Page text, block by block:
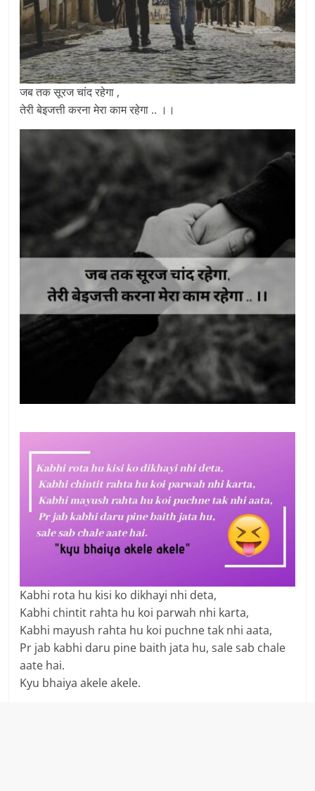
जब तक सूरज चांद रहेगा ,
तेरी बेइजत्ती करना मेरा काम रहेगा .. ।।
Kabhi rota hu kisi ko dikhayi nhi deta,
Kabhi chintit rahta hu koi parwah nhi karta,
Kabhi mayush rahta hu koi puchne tak nhi aata,
Pr jab kabhi daru pine baith jata hu, sale sab chale
aate hai.
Kyu bhaiya akele akele.